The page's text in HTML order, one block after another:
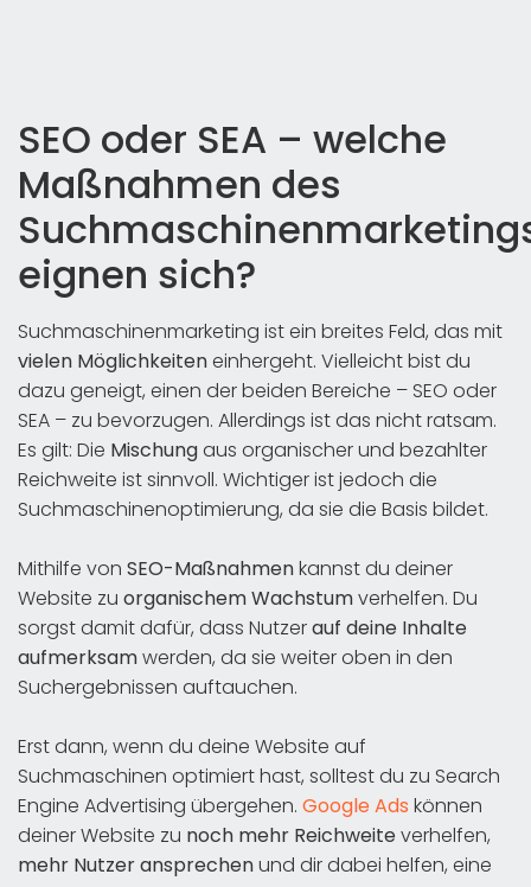
SEO oder SEA – welche
Maßnahmen des
eignen sich?
Suchmaschinenmarketing ist ein breites Feld, das mit
vielen Möglichkeiteneinhergeht. Vielleicht bist du
dazu geneigt, einen der beiden Bereiche – SEO oder
SEA – zu bevorzugen. Allerdings ist das nicht ratsam.
Es gilt: Die Mischungaus organischer und bezahlter
Reichweite ist sinnvoll. Wichtiger ist jedoch die
Suchmaschinenoptimierung, da sie die Basis bildet.
Mithilfe von SEO-Maßnahmenkannst du deiner
Website zu organischem Wachstumverhelfen. Du
sorgst damit dafür, dass Nutzerauf deine Inhalte
aufmerksamwerden, da sie weiter oben in den
Suchergebnissen auftauchen.
Erst dann, wenn du deine Website auf
Suchmaschinen optimiert hast, solltest du zu Search
Engine Advertising übergehen. Google Ads können
deiner Website zu noch mehr Reichweiteverhelfen,
mehr Nutzer ansprechenund dir dabei helfen, eine